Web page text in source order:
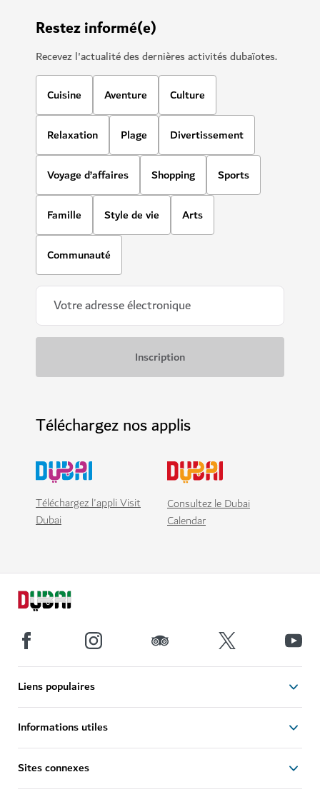
Restez informé(e)
Recevez l'actualité des dernières activités dubaïotes.
Cuisine Aventure Culture
Relaxation Plage Divertissement
Voyage d’affaires Shopping Sports
Famille Style de vie Arts
Communauté
Téléchargez nos applis
Téléchargez l'appli Visit
Dubai
Consultez le Dubai
Calendar
Liens populaires
Informations utiles
Sites connexes